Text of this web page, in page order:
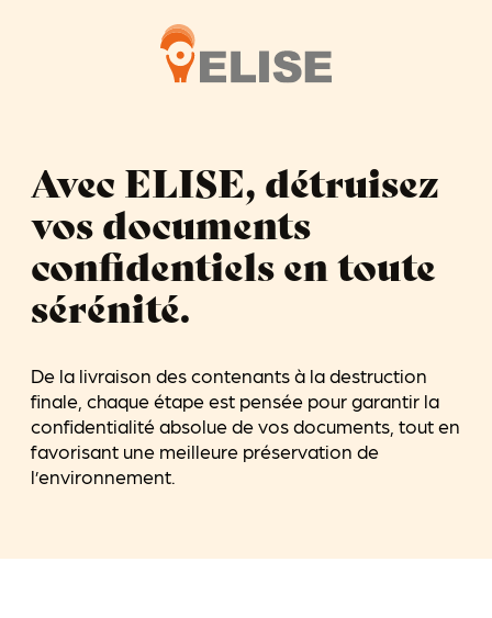
Avec ELISE, détruisez
vos documents
confidentiels en toute
sérénité.
De la livraison des contenants à la destruction
finale, chaque étape est pensée pour garantir la
confidentialité absolue de vos documents, tout en
favorisant une meilleure préservation de
l’environnement.